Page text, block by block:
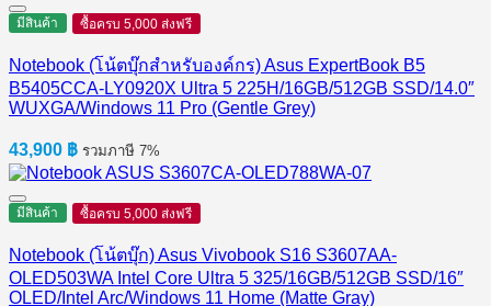
มีสินค้า ซื้อครบ 5,000 ส่งฟรี
Notebook (โน้ตบุ๊กสำหรับองค์กร) Asus ExpertBook B5
B5405CCA-LY0920X Ultra 5 225H/16GB/512GB SSD/14.0″
WUXGA/Windows 11 Pro (Gentle Grey)
43,900 ฿ รวมภาษี 7%
มีสินค้า ซื้อครบ 5,000 ส่งฟรี
Notebook (โน้ตบุ๊ก) Asus Vivobook S16 S3607AA-
OLED503WA Intel Core Ultra 5 325/16GB/512GB SSD/16″
OLED/Intel Arc/Windows 11 Home (Matte Gray)